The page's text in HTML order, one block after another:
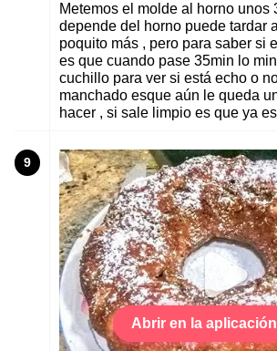
Metemos el molde al horno unos
depende del horno puede tardar
poquito más , pero para saber si
es que cuando pase 35min lo
cuchillo para ver si está echo o
manchado esque aún le queda
hacer , si sale limpio es que ya
9
Abrir en la aplicación